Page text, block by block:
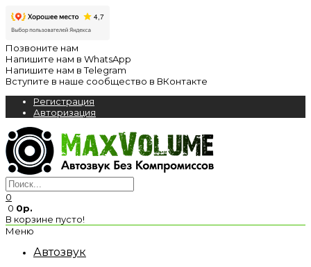
Позвоните нам
Напишите нам в WhatsApp
Напишите нам в Telegram
Вступите в наше сообщество в ВКонтакте
Регистрация
Авторизация
0
0 0р.
В корзине пусто!
Меню
Автозвук